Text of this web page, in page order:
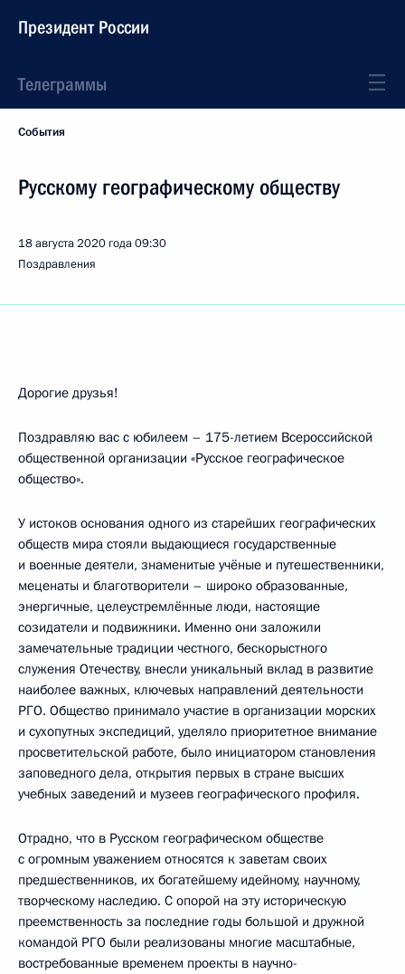
Президент России
Телеграммы
События
Русскому географическому обществу
18 августа 2020 года09:30
Поздравления
Дорогие друзья!
Поздравляю вас с юбилеем – 175-летием Всероссийской
общественной организации «Русское географическое
общество».
У истоков основания одного из старейших географических
обществ мира стояли выдающиеся государственные
и военные деятели, знаменитые учёные и путешественники,
меценаты и благотворители – широко образованные,
энергичные, целеустремлённые люди, настоящие
созидатели и подвижники. Именно они заложили
замечательные традиции честного, бескорыстного
служения Отечеству, внесли уникальный вклад в развитие
наиболее важных, ключевых направлений деятельности
РГО. Общество принимало участие в организации морских
и сухопутных экспедиций, уделяло приоритетное внимание
просветительской работе, было инициатором становления
заповедного дела, открытия первых в стране высших
учебных заведений и музеев географического профиля.
Отрадно, что в Русском географическом обществе
с огромным уважением относятся к заветам своих
предшественников, их богатейшему идейному, научному,
творческому наследию. С опорой на эту историческую
преемственность за последние годы большой и дружной
командой РГО были реализованы многие масштабные,
востребованные временем проекты в научно-